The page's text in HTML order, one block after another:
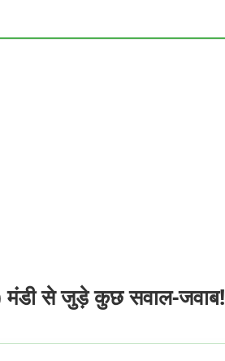
से जुड़े कुछ सवाल-जवाब!